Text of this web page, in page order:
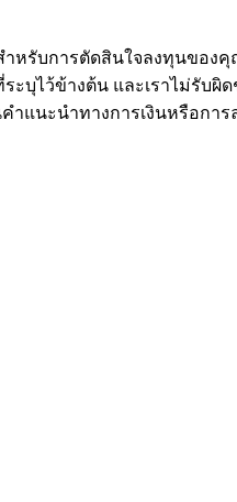
ำหรับการตัดสินใจลงทุนขอ
บุไว้ข้างต้น และเราไม่รับ
แนะนำทางการเงินหรือกา